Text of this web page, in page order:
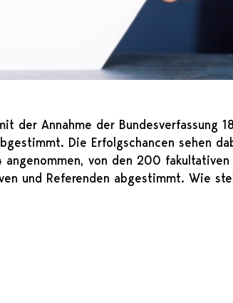
der Annahme der Bundesverfassung
Die Erfolgschancen sehen
von den 200 fakultativen
und Referenden abgestimmt. Wie